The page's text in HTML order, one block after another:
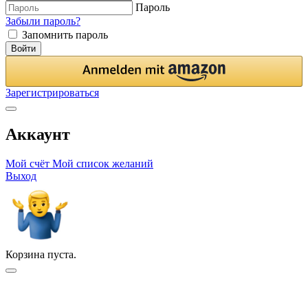
Пароль
Забыли пароль?
Запомнить пароль
Войти
Зарегистрироваться
Аккаунт
Мой счёт Мой список желаний
Выход
Корзина пуста.